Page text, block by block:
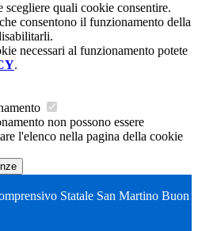
scegliere quali cookie consentire.
consentono il funzionamento della
necessari al funzionamento potete
.
non possono essere
l'elenco nella pagina della cookie
Statale San Martino Buon